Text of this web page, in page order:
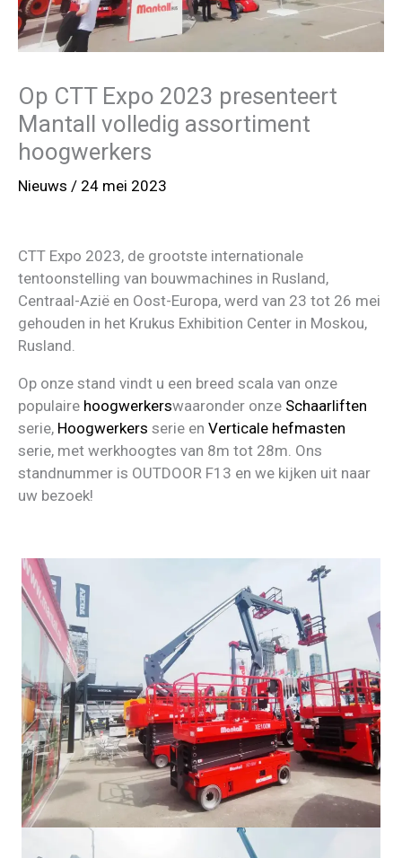
Op CTT Expo 2023 presenteert
Mantall volledig assortiment
hoogwerkers
Nieuws / 24 mei 2023
CTT Expo 2023, de grootste internationale
tentoonstelling van bouwmachines in Rusland,
Centraal-Azië en Oost-Europa, werd van 23 tot 26 mei
gehouden in het Krukus Exhibition Center in Moskou,
Rusland.
Op onze stand vindt u een breed scala van onze
populaire hoogwerkerswaaronder onze Schaarliften
serie, Hoogwerkers serie en Verticale hefmasten
serie, met werkhoogtes van 8m tot 28m. Ons
standnummer is OUTDOOR F13 en we kijken uit naar
uw bezoek!